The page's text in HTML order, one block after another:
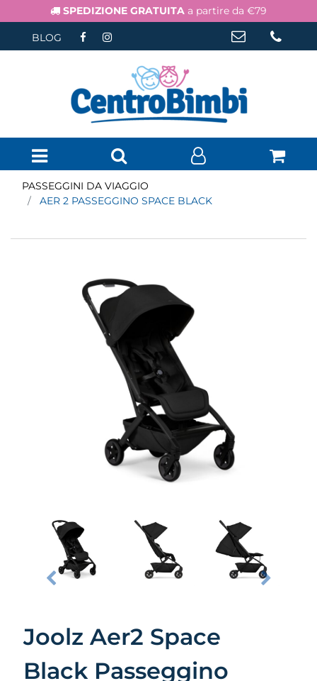
SPEDIZIONE GRATUITA a partire da €79
BLOG
Open menu
PASSEGGINI DA VIAGGIO
AER 2 PASSEGGINO SPACE BLACK
Joolz Aer2 Space
Black Passeggino